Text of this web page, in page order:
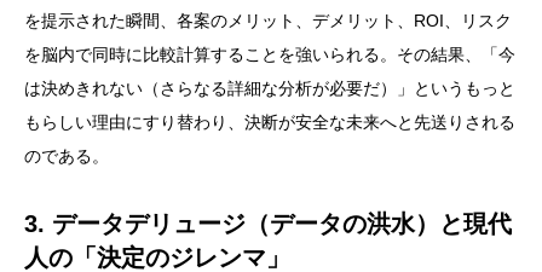
を提示された瞬間、各案のメリット、デメリット、ROI、リスク
を脳内で同時に比較計算することを強いられる。その結果、「今
は決めきれない（さらなる詳細な分析が必要だ）」というもっと
もらしい理由にすり替わり、決断が安全な未来へと先送りされる
のである。
3. データデリュージ（データの洪水）と現代
人の「決定のジレンマ」